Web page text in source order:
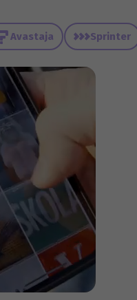
Avastaja Sprinter